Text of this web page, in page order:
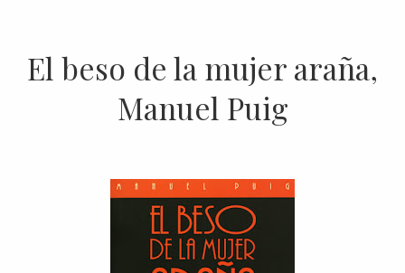
El beso de la mujer araña,
Manuel Puig